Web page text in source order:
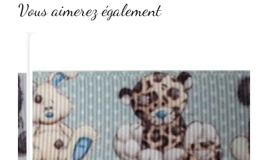
Vous aimerez également